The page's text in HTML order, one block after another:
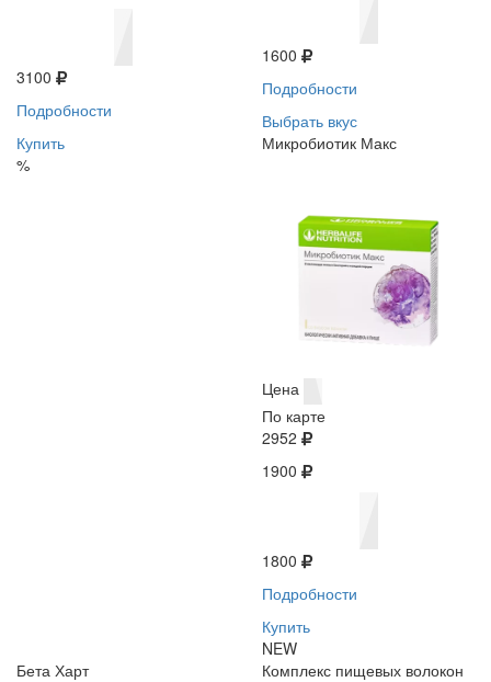
3100
Подробности
Купить
%
1600
Подробности
Выбрать вкус
Микробиотик Макс
Цена
По карте
2952
1900
1800
Подробности
Купить
NEW
Бета Харт
Комплекс пищевых волокон